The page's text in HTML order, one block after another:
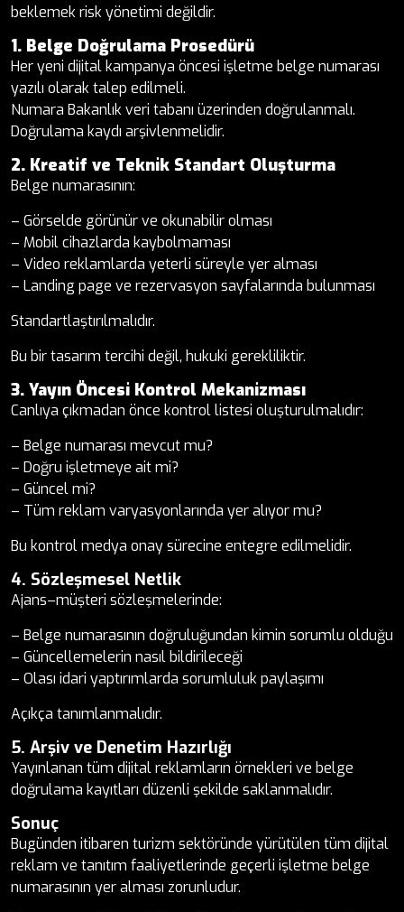
beklemek risk yönetimi değildir.
1. Belge Doğrulama Prosedürü
Her yeni dijital kampanya öncesi işletme belge numarası
yazılı olarak talep edilmeli.
Numara Bakanlık veri tabanı üzerinden doğrulanmalı.
Doğrulama kaydı arşivlenmelidir.
2. Kreatif ve Teknik Standart Oluşturma
Belge numarasının:
– Görselde görünür ve okunabilir olması
– Mobil cihazlarda kaybolmaması
– Video reklamlarda yeterli süreyle yer alması
– Landing page ve rezervasyon sayfalarında bulunması
Standartlaştırılmalıdır.
Bu bir tasarım tercihi değil, hukuki gerekliliktir.
3. Yayın Öncesi Kontrol Mekanizması
Canlıya çıkmadan önce kontrol listesi oluşturulmalıdır:
– Belge numarası mevcut mu?
– Doğru işletmeye ait mi?
– Güncel mi?
– Tüm reklam varyasyonlarında yer alıyor mu?
Bu kontrol medya onay sürecine entegre edilmelidir.
4. Sözleşmesel Netlik
Ajans–müşteri sözleşmelerinde:
– Belge numarasının doğruluğundan kimin sorumlu olduğu
– Güncellemelerin nasıl bildirileceği
– Olası idari yaptırımlarda sorumluluk paylaşımı
Açıkça tanımlanmalıdır.
5. Arşiv ve Denetim Hazırlığı
Yayınlanan tüm dijital reklamların örnekleri ve belge
doğrulama kayıtları düzenli şekilde saklanmalıdır.
Sonuç
Bugünden itibaren turizm sektöründe yürütülen tüm dijital
reklam ve tanıtım faaliyetlerinde geçerli işletme belge
numarasının yer alması zorunludur.